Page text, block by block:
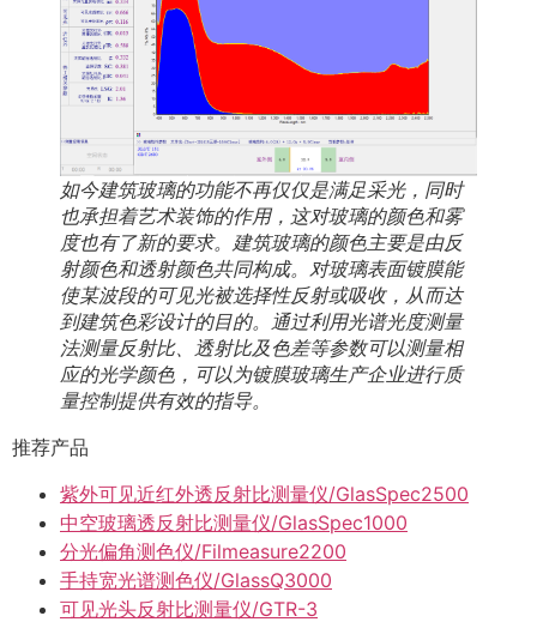
如今建筑玻璃的功能不再仅仅是满足采光，同时
也承担着艺术装饰的作用，这对玻璃的颜色和雾
度也有了新的要求。建筑玻璃的颜色主要是由反
射颜色和透射颜色共同构成。对玻璃表面镀膜能
使某波段的可见光被选择性反射或吸收，从而达
到建筑色彩设计的目的。通过利用光谱光度测量
法测量反射比、透射比及色差等参数可以测量相
应的光学颜色，可以为镀膜玻璃生产企业进行质
量控制提供有效的指导。
推荐产品
紫外可见近红外透反射比测量仪/GlasSpec2500
中空玻璃透反射比测量仪/GlasSpec1000
分光偏角测色仪/Filmeasure2200
手持宽光谱测色仪/GlassQ3000
可见光头反射比测量仪/GTR-3